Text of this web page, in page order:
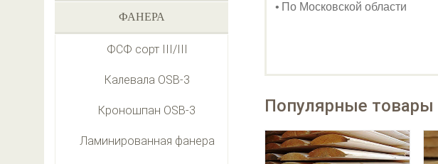
ФАНЕРА
ФСФ сорт III/III
Калевала OSB-3
Кроношпан OSB-3
Ламинированная фанера
По Московской области
Популярные товары